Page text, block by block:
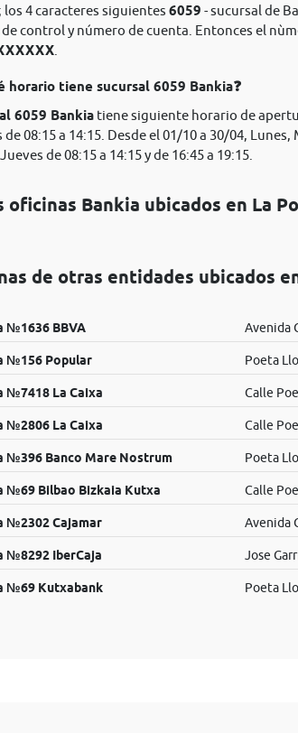
los 4 caracteres siguientes 6059 - sucursal de
control y número de cuenta. Entonces el
horario tiene sucursal 6059 Bankia❓
6059 Bankia tiene siguiente horario de
de 08:15 a 14:15. Desde el 01/10 a 30/04,
de 08:15 a 14:15 y de 16:45 a 19:15.
oficinas Bankia ubicados en La
de otras entidades ubicados
№1636 BBVA Avenida
№156 Popular Poeta
№7418 La Caixa Calle
№2806 La Caixa Calle
№396 Banco Mare Nostrum Poeta
№69 Bilbao Bizkaia Kutxa Calle
№2302 Cajamar Avenida
№8292 IberCaja Jose
№69 Kutxabank Poeta